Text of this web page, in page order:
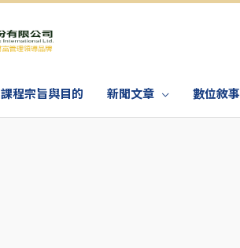
課程宗旨與目的 新聞文章 數位敘事